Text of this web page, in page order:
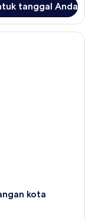
tanggal Anda
kota